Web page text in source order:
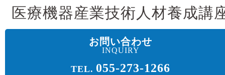
医療機器産業技術人材養成講
お問い合わせ
INQUIRY
TEL. 055-273-1266